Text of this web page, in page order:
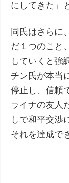
にしてきた」
同氏はさらに
だ１つのこと
していくと強
チン氏が本当
停止し、信頼
ライナの友人
しで和平交渉
それを達成で